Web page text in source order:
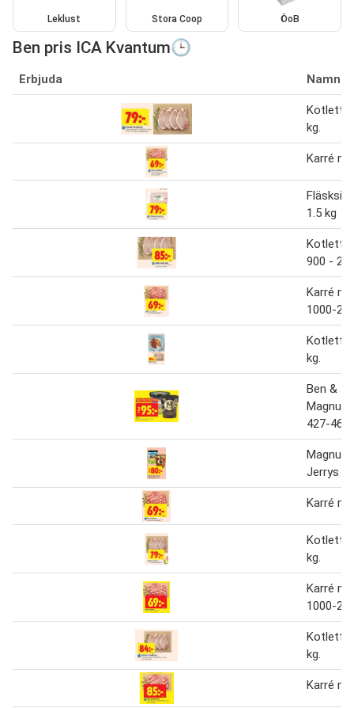
Leklust Stora Coop ÖoB
Ben pris ICA Kvantum🕒
Erbjuda Namn
Kotlett
kg.
Karré
1.5 kg
Kotlett
900 -
Karré
1000-
Kotlett
kg.
Ben &
427-465
Jerrys
Karré
Kotlett
kg.
Karré
1000-
Kotlett
kg.
Karré